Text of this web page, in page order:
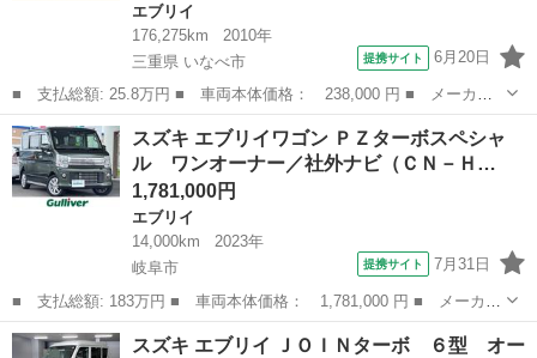
エブリイ
176,275km
2010年
三重県 いなべ市
提携サイト 6月20日
■ 支払総額: 25.8万円 ■ 車両本体価格： 238,000 円 ■ メーカー
名： スズキ ■ 車種名： エブリイワゴン ■ グレード名： ＪＰ
ターボ 両側スライド・片側電動 キーレスエントリー 電動格納ミ
ラー ターボ...
三重 いなべ市 エブリイ
スズキ エブリイワゴン ＰＺターボスペシャ
ル ワンオーナー／社外ナビ（ＣＮ－Ｈ…
1,781,000円
エブリイ
14,000km
2023年
岐阜市
提携サイト 7月31日
■ 支払総額: 183万円 ■ 車両本体価格： 1,781,000 円 ■ メーカー
名： スズキ ■ 車種名： エブリイワゴン ■ グレード名： ＰＺ
ターボスペシャル ワンオーナー／社外ナビ（ＣＮ－ＨＥ０２ＷＤ）
岐阜 岐阜市 エブリイ
スズキ エブリイ ＪＯＩＮターボ ６型 オー